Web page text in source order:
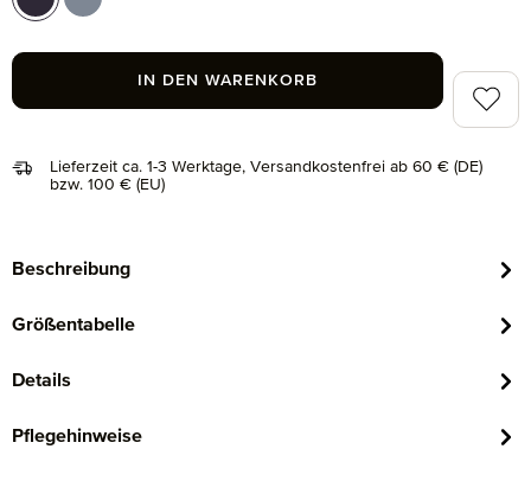
Lieferzeit ca. 1-3 Werktage, Versandkostenfrei ab 60 € (DE)
bzw. 100 € (EU)
dark grey (820)
steel blue (847)
IN DEN WARENKORB Zum
Beschreibung
Größentabelle
Details
Pflegehinweise